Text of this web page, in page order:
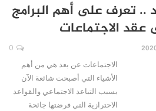
.. تعرف على أهم البرامج
الاجتماعات
الاجتماعات عن بعد هي من أهم
الأشياء التي أصبحت شائعة الآن
بسبب التباعد الاجتماعي والقواعد
الاحترازية التي فرضتها جائحة